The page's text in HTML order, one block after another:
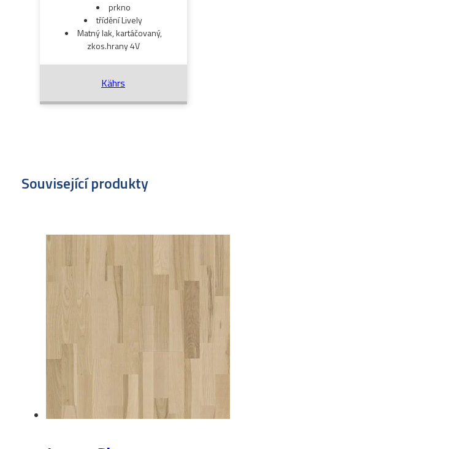
prkno
třídění Lively
Matný lak, kartáčovaný,
zkos.hrany 4V
Kährs
Související produkty